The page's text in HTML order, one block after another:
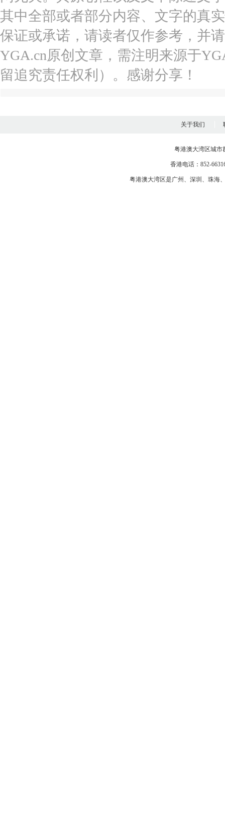
其中全部或者部分内容、文字的真
保证或承诺，请读者仅作参考，并
YGA.cn原创文章，需注明来源于
留追究责任权利）。感谢分享！
关于我们
粤港澳大湾区城市
香港电话：852-
粤港澳大湾区是广州 、 深圳 、 珠海